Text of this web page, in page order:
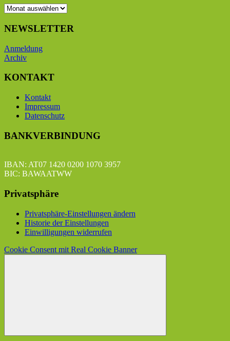
BEITRAGSARCHIV
NEWSLETTER
Anmeldung
Archiv
KONTAKT
Kontakt
Impressum
Datenschutz
BANKVERBINDUNG
IBAN: AT07 1420 0200 1070 3957
BIC: BAWAATWW
Privatsphäre
Privatsphäre-Einstellungen ändern
Historie der Einstellungen
Einwilligungen widerrufen
Cookie Consent mit Real Cookie Banner